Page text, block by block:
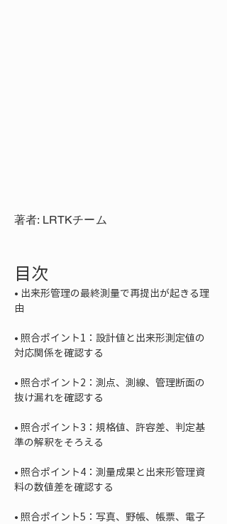
著者: LRTKチーム
目次
• 出来形管理の最終測量で再提出が起きる理
• 照合ポイント1：設計値と出来形測定値の
• 照合ポイント2：測点、測線、管理断面の
• 照合ポイント3：規格値、許容差、判定基
• 照合ポイント4：測量成果と出来形管理資
• 照合ポイント5：写真、野帳、帳票、電子